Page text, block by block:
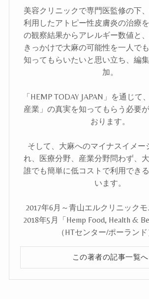
美容クリニックで専門医監修の下
利用したアトピー性皮膚炎の治療
の観察結果からアレルギー数値と
きっかけで大麻の可能性を一人で
知ってもらいたいと思い立ち、編
加。
「HEMP TODAY JAPAN」を通じて
産業」の真実を知ってもらう必要
おります。
そして、大麻へのマイナスイメー
れ、医療分野、産業分野問わず、
誰でも簡単に低コストで利用でき
います。
2017年6月～青山エルクリニックモ
2018年5月「Hemp Food, Health &
（HTセンター/ポーランド
この著者の記事一覧へ